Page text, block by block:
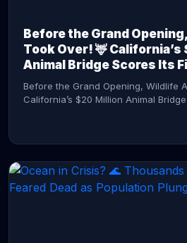
Before the Grand
Took Over! 🦌
Animal Bridge Scores Its
Before the Grand Opening, Wildlife
California’s $20 Million Animal